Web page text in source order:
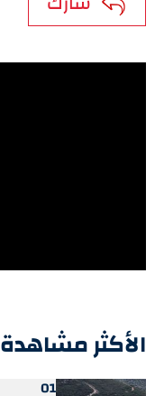
الأكثر مشاهدة
01